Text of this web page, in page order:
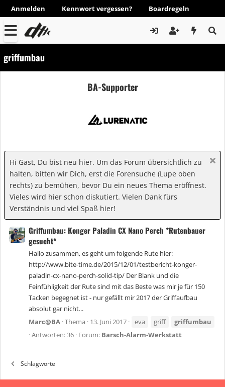
Anmelden Kennwort vergessen? Boardregeln
griffumbau
BA-Supporter
Hi Gast, Du bist neu hier. Um das Forum übersichtlich zu
halten, bitten wir Dich, erst die Forensuche (Lupe oben
rechts) zu bemühen, bevor Du ein neues Thema eröffnest.
Vieles wird hier schon diskutiert. Vielen Dank fürs
Verständnis und viel Spaß hier!
Griffumbau: Konger Paladin CX Nano Perch *Rutenbauer
gesucht*
Hallo zusammen, es geht um folgende Rute hier:
http://www.bite-time.de/2015/12/01/testbericht-konger-
paladin-cx-nano-perch-solid-tip/ Der Blank und die
Feinfühligkeit der Rute sind mit das Beste was mir je für 150
Tacken begegnet ist - nur gefällt mir 2017 der Griffaufbau
absolut gar nicht...
Marc@BA Thema 13. Juni 2017 eva griff
griffumbau
Antworten: 36 Forum: Barsch-Alarm-Werkstatt
Schlagworte